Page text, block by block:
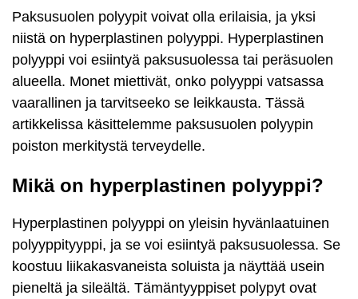
Paksusuolen polyypit voivat olla erilaisia, ja yksi
niistä on hyperplastinen polyyppi. Hyperplastinen
polyyppi voi esiintyä paksusuolessa tai peräsuolen
alueella. Monet miettivät, onko polyyppi vatsassa
vaarallinen ja tarvitseeko se leikkausta. Tässä
artikkelissa käsittelemme paksusuolen polyypin
poiston merkitystä terveydelle.
Mikä on hyperplastinen polyyppi?
Hyperplastinen polyyppi on yleisin hyvänlaatuinen
polyyppityyppi, ja se voi esiintyä paksusuolessa. Se
koostuu liikakasvaneista soluista ja näyttää usein
pieneltä ja sileältä. Tämäntyyppiset polypyt ovat